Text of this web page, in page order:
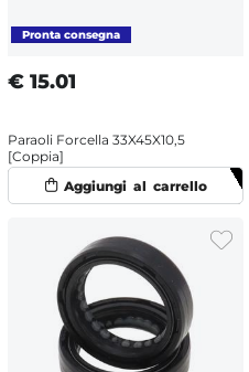
€ 15.01
Paraoli Forcella 33X45X10,5
[Coppia]